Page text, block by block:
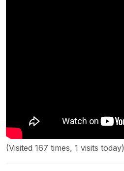
(Visited 167 times, 1 visits today)